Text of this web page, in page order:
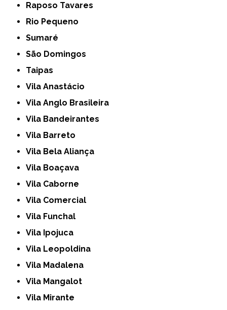
Raposo Tavares
Rio Pequeno
Sumaré
São Domingos
Taipas
Vila Anastácio
Vila Anglo Brasileira
Vila Bandeirantes
Vila Barreto
Vila Bela Aliança
Vila Boaçava
Vila Caborne
Vila Comercial
Vila Funchal
Vila Ipojuca
Vila Leopoldina
Vila Madalena
Vila Mangalot
Vila Mirante